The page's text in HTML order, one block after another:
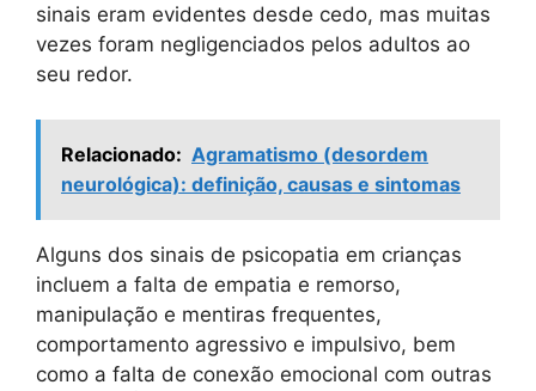
sinais eram evidentes desde cedo, mas muitas
vezes foram negligenciados pelos adultos ao
seu redor.
Relacionado: Agramatismo (desordem
neurológica): definição, causas e sintomas
Alguns dos sinais de psicopatia em crianças
incluem a falta de empatia e remorso,
manipulação e mentiras frequentes,
comportamento agressivo e impulsivo, bem
como a falta de conexão emocional com outras